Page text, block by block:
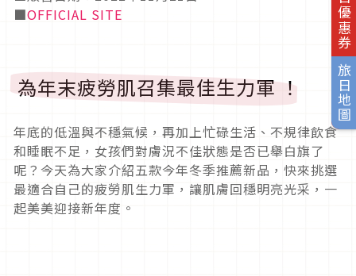
旅日地圖
■OFFICIAL SITE
為年末疲勞肌召集最佳生力軍 ！
年底的低溫與不穩氣候，再加上忙碌生活、不規律飲食
和睡眠不足，女孩們對膚況不佳狀態是否已舉白旗了
呢？今天為大家介紹五款今年冬季推薦新品，快來挑選
最適合自己的疲勞肌生力軍，讓肌膚回穩明亮光采，一
起美美迎接新年度。